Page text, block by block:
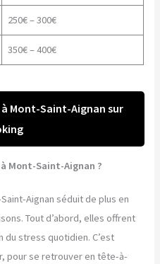
250€ – 300€
350€ – 400€
Mont-Saint-Aignan sur
Mont-Saint-Aignan ?
Aignan séduit de plus en
Tout d’abord, elles offrent
du stress quotidien. C’est
pour se retrouver en tête-à-